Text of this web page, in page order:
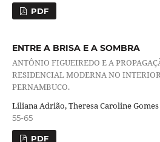
PDF
ENTRE A BRISA E A SOMBRA
ANTÔNIO FIGUEIREDO E A
RESIDENCIAL MODERNA NO
PERNAMBUCO.
Liliana Adrião, Theresa Caroline Gomes
55-65
PDF